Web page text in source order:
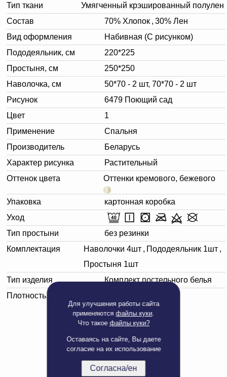
Для улучшения работы сайта
применяютсяфайлы куки.
Что такое файлы куки?
Оставаясь на сайте, Вы даете
согласие на их использование
Согласна/ен
Тип ткани
Умягченный крэшированный полулен
Состав
70% Хлопок , 30% Лен
Вид оформления
Набивная (С рисунком)
Пододеяльник, см
220*225
Простыня, см
250*250
Наволочка, см
50*70 - 2 шт, 70*70 - 2 шт
Рисунок
6479 Поющий сад
Цвет
1
Применение
Спальня
Производитель
Беларусь
Характер рисунка
Растительный
Оттенок цвета
Оттенки кремового, бежевого
Упаковка
картонная коробка
Уход
Тип простыни
без резинки
Комплектация
Наволочки 4шт , Пододеяльник 1шт ,
Простыня 1шт
Тип изделия
Комплект постельного белья
Плотность, г/м²
Полная версия сайта